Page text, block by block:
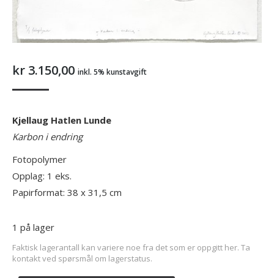
kr 3.150,00 inkl. 5% kunstavgift
Kjellaug Hatlen Lunde
Karbon i endring
Fotopolymer
Opplag: 1 eks.
Papirformat: 38 x 31,5 cm
1 på lager
Faktisk lagerantall kan variere noe fra det som er oppgitt her. Ta
kontakt ved spørsmål om lagerstatus.